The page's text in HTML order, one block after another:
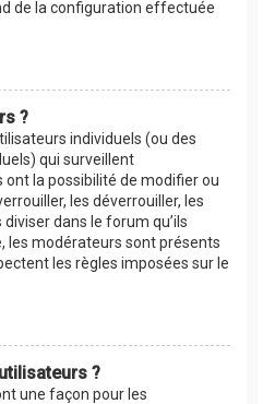
de la configuration effectuée
?
individuels (ou des
qui surveillent
la possibilité de modifier ou
les déverrouiller, les
dans le forum qu’ils
les modérateurs sont présents
les règles imposées sur le
?
une façon pour les